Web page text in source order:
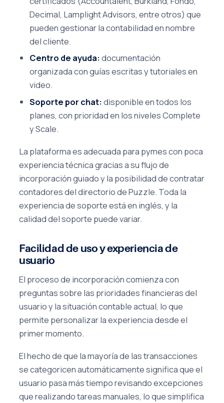
Decimal, Lamplight Advisors, entre otros) que
pueden gestionar la contabilidad en nombre
del cliente.
Centro de ayuda:documentación
organizada con guías escritas y tutoriales en
video.
Soporte por chat:disponible en todos los
planes, con prioridad en los niveles Complete
y Scale.
La plataforma es adecuada para pymes con poca
experiencia técnica gracias a su flujo de
incorporación guiado y la posibilidad de contratar
contadores del directorio de Puzzle. Toda la
experiencia de soporte está en inglés, y la
calidad del soporte puede variar.
Facilidad de uso y experiencia de
usuario
El proceso de incorporación comienza con
preguntas sobre las prioridades financieras del
usuario y la situación contable actual, lo que
permite personalizar la experiencia desde el
primer momento.
El hecho de que la mayoría de las transacciones
se categoricen automáticamente significa que el
usuario pasa más tiempo revisando excepciones
que realizando tareas manuales, lo que simplifica